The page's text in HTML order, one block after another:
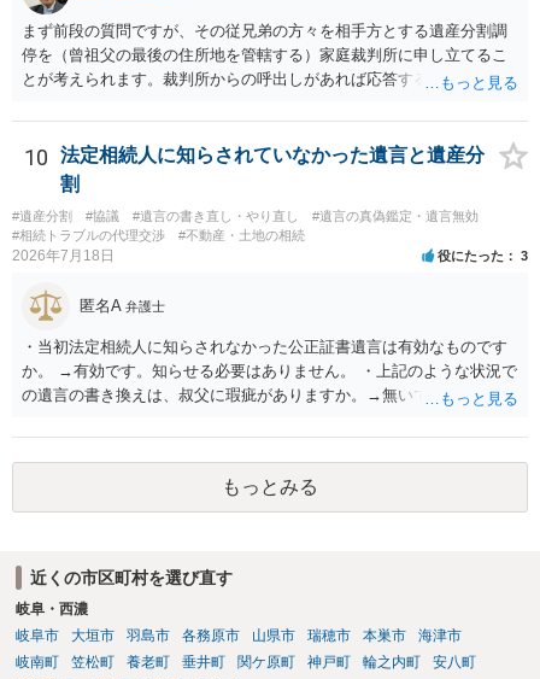
まず前段の質問ですが、その従兄弟の方々を相手方とする遺産分割調
停を（曾祖父の最後の住所地を管轄する）家庭裁判所に申し立てるこ
とが考えられます。裁判所からの呼出しがあれば応答する可能性がま
能と思われます。時間が思った以上にないので必要書類をてきぱきと
揃える必要があります。その点是非御注意ください。
10
法定相続人に知らされていなかった遺言と遺産分
割
#遺産分割 #協議 #遺言の書き直し・やり直し
#遺言の真偽鑑定・遺言無効
#相続トラブルの代理交渉
#不動産・土地の相続
2026年7月18日 役にたった 3
匿名A 弁護士
・当初法定相続人に知らされなかった公正証書遺言は有効なものです
か。 →有効です。知らせる必要はありません。 ・上記のような状況で
の遺言の書き換えは、叔父に瑕疵がありますか。→無いです。 ・分割
ますか。 →本人が自由に決められますので、どこが妥当とは言えない
です。客観的な基準もありません。 ・できれば穏やかに、分割を拒否
することはできますか。 →分割を拒否するということは、遺産はいら
ないということでしょうか。遺言で、受取を指定されててもいらない
もっとみる
近くの市区町村を選び直す
岐阜・西濃
岐阜市
大垣市 羽島市 各務原市 山県市 瑞穂市 本巣市
海津市
岐南町
笠松町 養老町 垂井町 関ケ原町 神戸町 輪之内町
安八町